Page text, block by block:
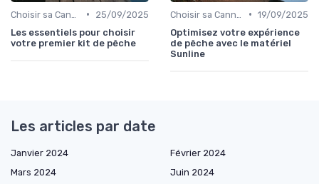
•
25/09/2025
Les essentiels pour choisir
votre premier kit de pêche
• 19/09/2025
Optimisez votre expérience
de pêche avec le matériel
Sunline
Les articles par date
Janvier 2024
Février 2024
Mars 2024
Juin 2024